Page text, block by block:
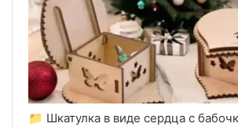
📁 Шкатулка в виде сердца с